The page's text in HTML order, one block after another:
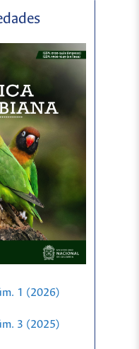
1 (2026)
3 (2025)